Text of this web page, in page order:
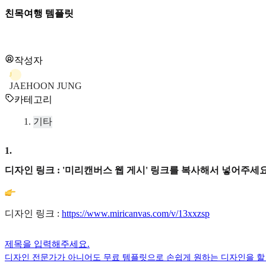
친목여행 템플릿
작성자
J
JAEHOON JUNG
카테고리
기타
1.
디자인 링크 : '미리캔버스 웹 게시' 링크를 복사해서 넣어주세
디자인 링크 : https://www.miricanvas.com/v/13xxzsp
제목을 입력해주세요.
디자인 전문가가 아니어도 무료 템플릿으로 손쉽게 원하는 디자인을 할